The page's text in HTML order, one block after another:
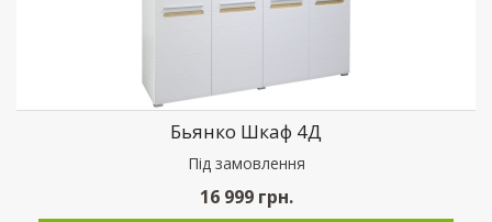
Бьянко Шкаф 4Д
Пiд замовлення
16 999грн.